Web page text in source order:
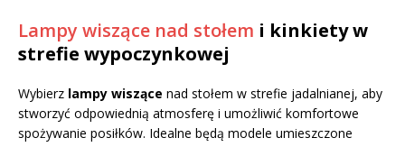
Lampy wiszące nad stołem i kinkiety w
strefie wypoczynkowej
Wybierz lampy wiszące nad stołem w strefie jadalnianej, aby
stworzyć odpowiednią atmosferę i umożliwić komfortowe
spożywanie posiłków. Idealne będą modele umieszczone